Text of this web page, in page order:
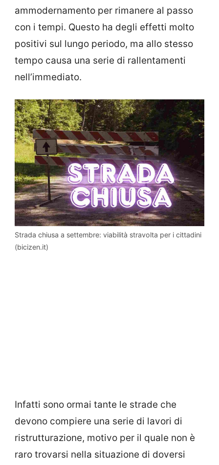
ammodernamento per rimanere al passo
con i tempi. Questo ha degli effetti molto
positivi sul lungo periodo, ma allo stesso
tempo causa una serie di rallentamenti
nell’immediato.
Strada chiusa a settembre: viabilità stravolta per i cittadini
(bicizen.it)
Infatti sono ormai tante le strade che
devono compiere una serie di lavori di
ristrutturazione, motivo per il quale non è
raro trovarsi nella situazione di doversi